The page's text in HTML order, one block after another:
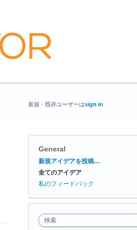
新規・既存ユーザーはsign in
General
カ
ゴ
リ
新規アイデアを投稿…
全てのアイデア
私のフィードバック
検索